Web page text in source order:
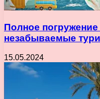
Полное
незабываемые
15.05.2024